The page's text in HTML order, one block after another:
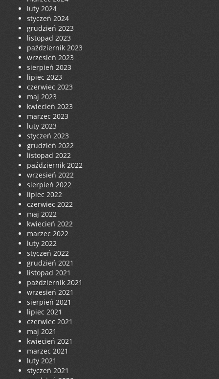
luty 2024
styczeń 2024
grudzień 2023
listopad 2023
październik 2023
wrzesień 2023
sierpień 2023
lipiec 2023
czerwiec 2023
maj 2023
kwiecień 2023
marzec 2023
luty 2023
styczeń 2023
grudzień 2022
listopad 2022
październik 2022
wrzesień 2022
sierpień 2022
lipiec 2022
czerwiec 2022
maj 2022
kwiecień 2022
marzec 2022
luty 2022
styczeń 2022
grudzień 2021
listopad 2021
październik 2021
wrzesień 2021
sierpień 2021
lipiec 2021
czerwiec 2021
maj 2021
kwiecień 2021
marzec 2021
luty 2021
styczeń 2021